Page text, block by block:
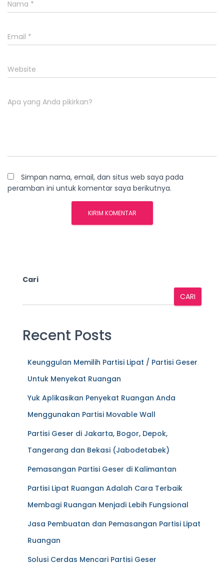
Nama *
Email *
Website
Apa yang Anda pikirkan?
Simpan nama, email, dan situs web saya pada
peramban ini untuk komentar saya berikutnya.
Cari
CARI
Recent Posts
Keunggulan Memilih Partisi Lipat / Partisi Geser
Untuk Menyekat Ruangan
Yuk Aplikasikan Penyekat Ruangan Anda
Menggunakan Partisi Movable Wall
Partisi Geser di Jakarta, Bogor, Depok,
Tangerang dan Bekasi (Jabodetabek)
Pemasangan Partisi Geser di Kalimantan
Partisi Lipat Ruangan Adalah Cara Terbaik
Membagi Ruangan Menjadi Lebih Fungsional
Jasa Pembuatan dan Pemasangan Partisi Lipat
Ruangan
Solusi Cerdas Mencari Partisi Geser